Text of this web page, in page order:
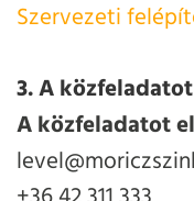
Szervezeti
3. A
A közfeladatot